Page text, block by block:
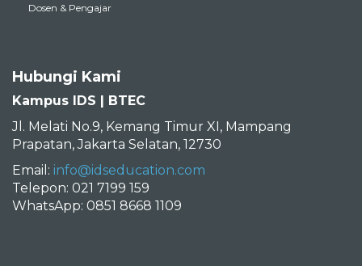
Dosen & Pengajar
Hubungi Kami
Kampus IDS | BTEC
Jl. Melati No.9, Kemang Timur XI, Mampang
Prapatan, Jakarta Selatan, 12730
Email: info@idseducation.com
Telepon: 021 7199 159
WhatsApp: 0851 8668 1109